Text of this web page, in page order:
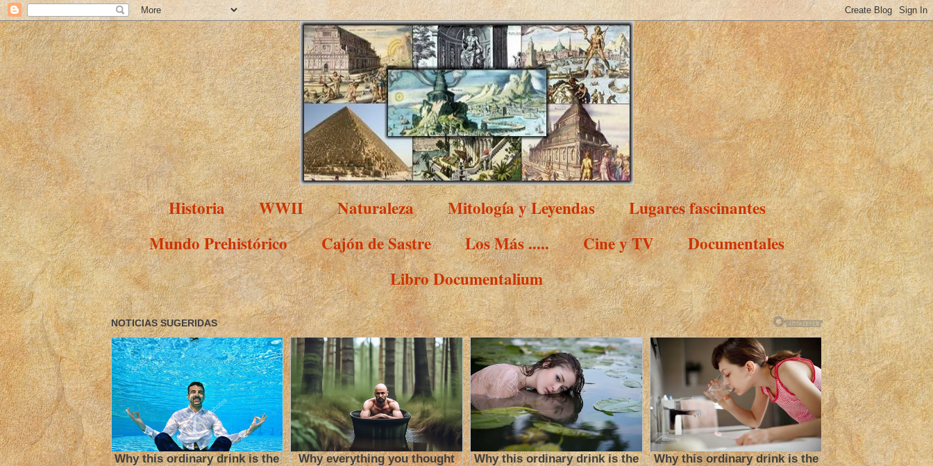
Historia WWII Naturaleza Mitología y Leyendas
Lugares fascinantes
Mundo Prehistórico
Cajón de Sastre Los Más ..... Cine y TV
Documentales
Libro Documentalium